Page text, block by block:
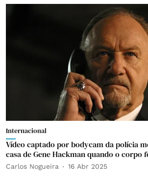
Internacional
Vídeo captado por bodycam da polícia
casa de Gene Hackman quando o corpo
Carlos Nogueira 16 Abr 2025